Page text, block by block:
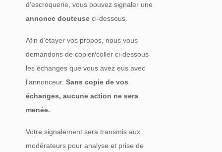
d'escroquerie, vous pouvez signaler une
annonce douteuse ci-dessous.
Afin d'étayer vos propos, nous vous
demandons de copier/coller ci-dessous
les échanges que vous avez eus avec
l'annonceur.Sans copie de vos
échanges, aucune action ne sera
menée.
Votre signalement sera transmis aux
modérateurs pour analyse et prise de